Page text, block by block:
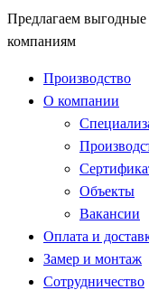
Предлагаем выгодные
компаниям
Производство
О компании
Объекты
Вакансии
Оплата и
Замер и монтаж
Сотрудничество